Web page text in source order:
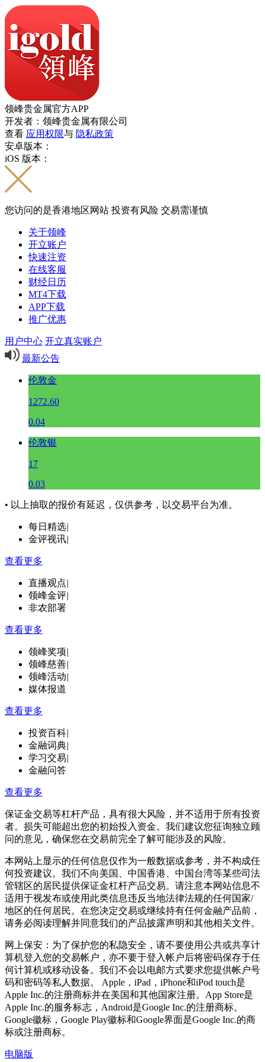
领峰贵金属官方APP
开发者：领峰贵金属有限公司
查看 应用权限与 隐私政策
安卓版本：
iOS 版本：
您访问的是香港地区网站 投资有风险 交易需谨慎
关于领峰
开立账户
快速注资
在线客服
财经日历
MT4下载
APP下载
推广优惠
用户中心 开立真实账户
最新公告
伦敦金
1272.60
0.04
伦敦银
17
0.03
• 以上抽取的报价有延迟，仅供参考，以交易平台为准。
每日精选|
金评视讯|
查看更多
直播观点|
领峰金评|
非农部署
查看更多
领峰奖项|
领峰慈善|
领峰活动|
媒体报道
查看更多
投资百科|
金融词典|
学习交易|
金融问答
查看更多
保证金交易等杠杆产品，具有很大风险，并不适用于所有投资
者。损失可能超出您的初始投入资金。我们建议您征询独立顾
问的意见，确保您在交易前完全了解可能涉及的风险。
本网站上显示的任何信息仅作为一般数据或参考，并不构成任
何投资建议。我们不向美国、中国香港、中国台湾等某些司法
管辖区的居民提供保证金杠杆产品交易。请注意本网站信息不
适用于视发布或使用此类信息违反当地法律法规的任何国家/
地区的任何居民。在您决定交易或继续持有任何金融产品前，
请务必阅读理解并同意我们的产品披露声明和其他相关文件。
网上保安：为了保护您的私隐安全，请不要使用公共或共享计
算机登入您的交易帐户，亦不要于登入帐户后将密码保存于任
何计算机或移动设备。我们不会以电邮方式要求您提供帐户号
码和密码等私人数据。 Apple，iPad，iPhone和iPod touch是
Apple Inc.的注册商标并在美国和其他国家注册。App Store是
Apple Inc.的服务标志，Android是Google Inc.的注册商标。
Google徽标，Google Play徽标和Google界面是Google Inc.的商
标或注册商标。
电脑版